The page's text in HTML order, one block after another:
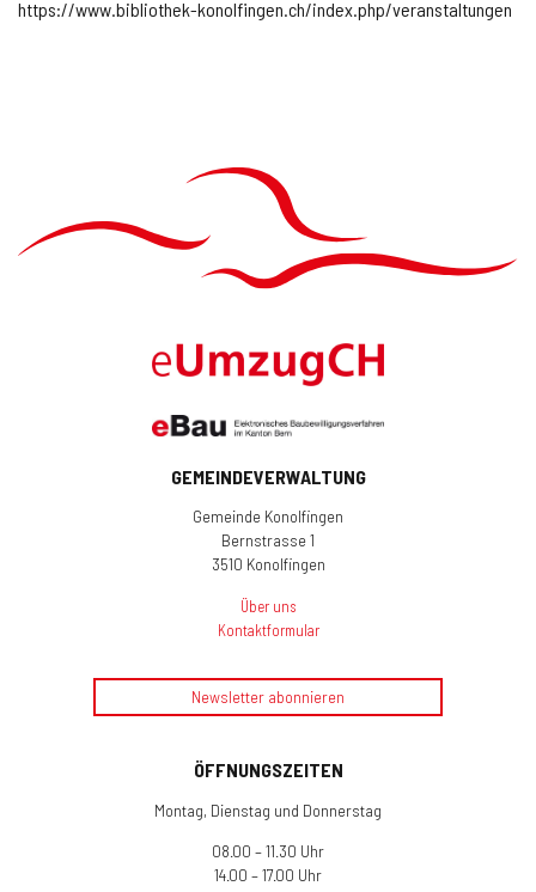
GEMEINDEVERWALTUNG
Gemeinde Konolfingen
Bernstrasse 1
3510 Konolfingen
Über uns
Kontaktformular
Newsletter abonnieren
ÖFFNUNGSZEITEN
Montag, Dienstag und Donnerstag
08.00 – 11.30 Uhr
14.00 – 17.00 Uhr